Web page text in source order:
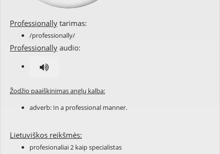
Professionally tarimas:
/professionally/
Professionally audio:
Žodžio paaiškinimas anglų kalba:
adverb: In a professional manner.
Lietuviškos reikšmės:
profesionaliai 2 kaip specialistas